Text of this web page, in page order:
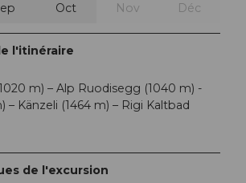
Oct Nov Déc
l'itinéraire
m) – Alp Ruodisegg (1040 m) -
– Känzeli (1464 m) – Rigi Kaltbad
de l'excursion